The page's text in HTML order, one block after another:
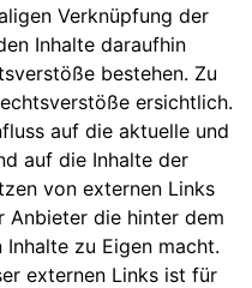
Verknüpfung der
Inhalte daraufhin
bestehen. Zu
ersichtlich.
auf die aktuelle und
auf die Inhalte der
von externen Links
Anbieter die hinter dem
zu Eigen macht.
externen Links ist für